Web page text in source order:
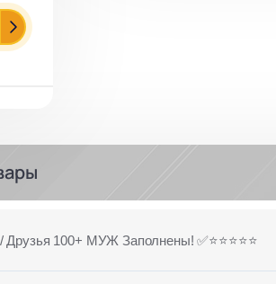
Друзья 100+ МУЖ Заполнены! ✅⭐️⭐️⭐️⭐️⭐️